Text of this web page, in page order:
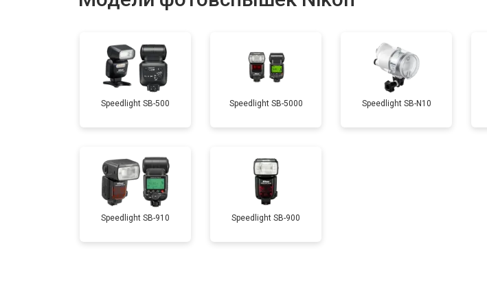
Speedlight SB-500 Speedlight SB-5000 Speedlight SB-N10
Speedlight SB-910 Speedlight SB-900